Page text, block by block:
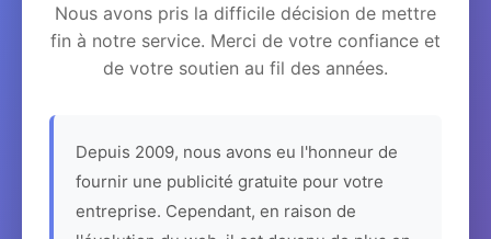
Nous avons pris la difficile décision de mettre
fin à notre service. Merci de votre confiance et
de votre soutien au fil des années.
Depuis 2009, nous avons eu l'honneur de
fournir une publicité gratuite pour votre
entreprise. Cependant, en raison de